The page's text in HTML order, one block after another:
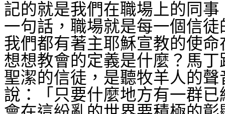
記的就是我們在職場上的同
一句話，職場就是每一個信
我們都有著主耶穌宣教的使
想想教會的定義是什麼？馬
聖潔的信徒，是聽牧羊人的
說：「只要什麼地方有一群